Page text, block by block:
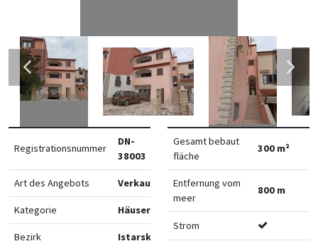
Registrationsnummer
DN-
38003
Art des Angebots Verkauf
Kategorie Häuser
Bezirk Istarska
Gesamt bebaut
fläche
300 m²
Entfernung vom
meer
800 m
Strom